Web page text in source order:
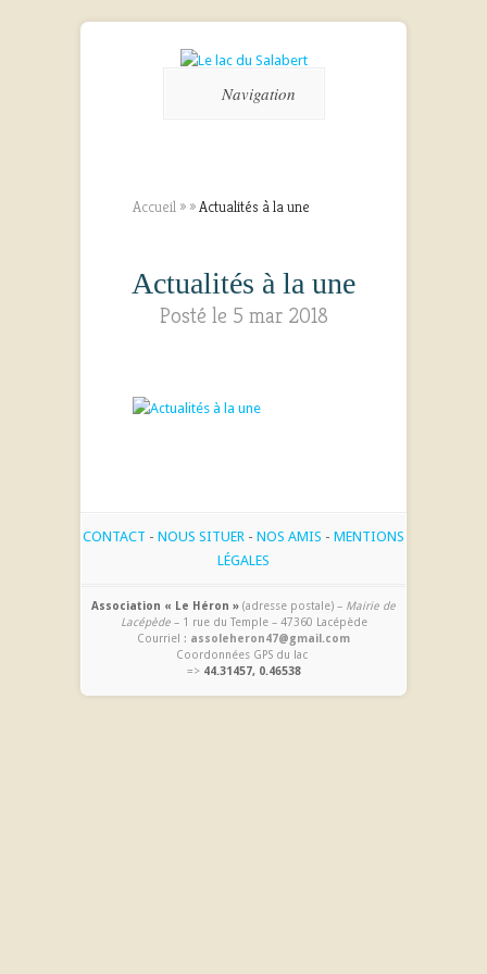
Navigation
Accueil » »Actualités à la une
Actualités à la une
Posté le 5 mar 2018
CONTACT - NOUS SITUER - NOS AMIS - MENTIONS
LÉGALES
Association « Le Héron » (adresse postale) – Mairie de
Lacépède– 1 rue du Temple – 47360 Lacépède
Courriel : assoleheron47@gmail.com
Coordonnées GPS du lac
=> 44.31457, 0.46538